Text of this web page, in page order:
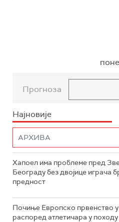
Прогноза
Најновије
Хапоел има проблеме пред
Београду без двојице играча
предност
Почиње Европско првенство
распоред атлетичара у